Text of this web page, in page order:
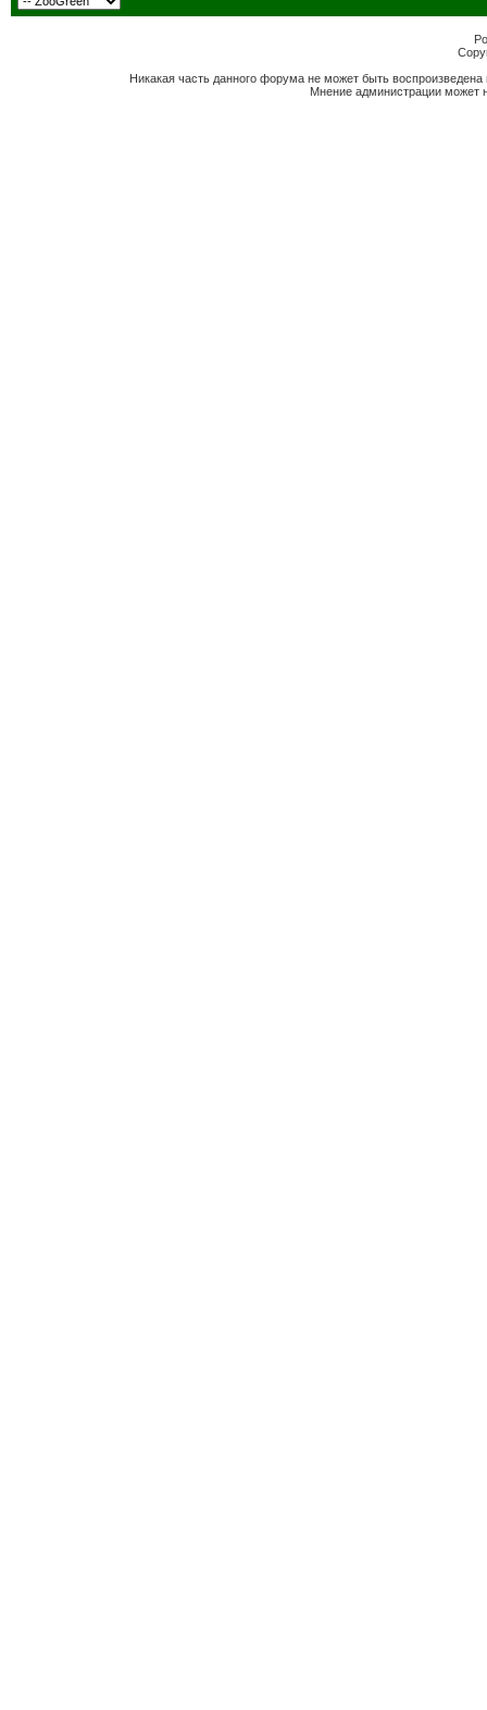
Никакая часть данного форума не может быть
Мнение администрации может